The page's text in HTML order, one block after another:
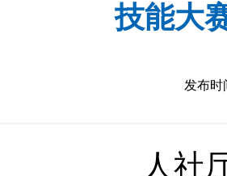
技能大
发布时
人社